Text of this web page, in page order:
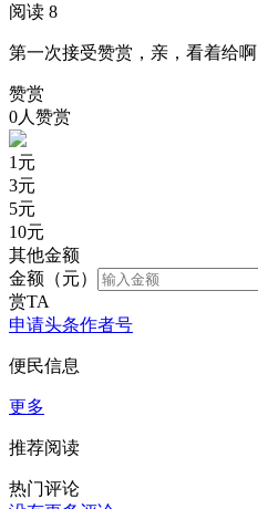
阅读 8
第一次接受赞赏，亲，看着给啊
赞赏
0人赞赏
1 元
3元
5元
10元
其他金额
金额（元）
赏TA
申请头条作者号
便民信息
更多
推荐阅读
热门评论